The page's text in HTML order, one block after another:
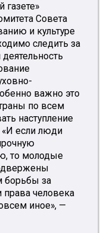
газете»
Совета
и культуре
следить за
важно это
по всем
наступление
если люди
то молодые
борьбы за
права человека
иное», —